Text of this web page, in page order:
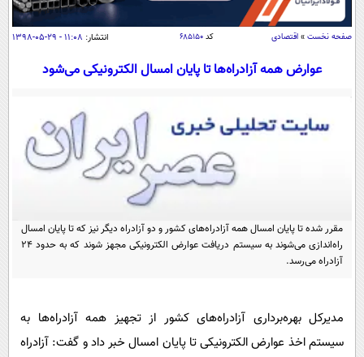
سیاسی
اقتصاد
جامعه
یک برش دانایی
سفر و تفریح
علم و دانش
علمی
گوناگون
سرگرمی
مجله تصویری سلاح
فیلم
ورزش
سیاست
داستان کوتاه
آموزش زبان
صفحه نخست » اقتصادی کد۶۸۵۱۵۰ انتشار: ۱۱:۰۸ - ۲۹-۰۵-۱۳۹۸
عوارض همه آزادراه‌ها تا پایان امسال الکترونیکی می‌شود
مقرر شده تا پایان امسال همه آزادراه‌های کشور و دو آزادراه دیگر نیز که تا پایان امسال
راه‌اندازی می‌شوند به سیستم دریافت عوارض الکترونیکی مجهز شوند که به حدود ۲۴
آزادراه می‌رسد.
مدیرکل بهره‌برداری آزادراه‌های کشور از تجهیز همه آزادراه‌ها به
سیستم اخذ عوارض الکترونیکی تا پایان امسال خبر داد و گفت: آزادراه